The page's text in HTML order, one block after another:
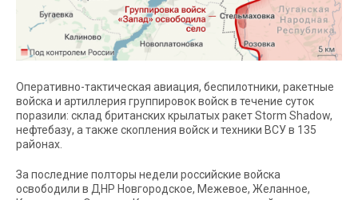
Оперативно-тактическая авиация, беспилотники, ракетные
войска и артиллерия группировок войск в течение суток
поразили: склад британских крылатых ракет Storm Shadow,
нефтебазу, а также скопления войск и техники ВСУ в 135
районах.
За последние полторы недели российские войска
освободили в ДНР Новгородское, Межевое, Желанное,